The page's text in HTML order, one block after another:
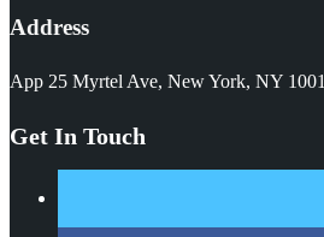
Address
App 25 Myrtel Ave, New York, NY 1001
Get In Touch